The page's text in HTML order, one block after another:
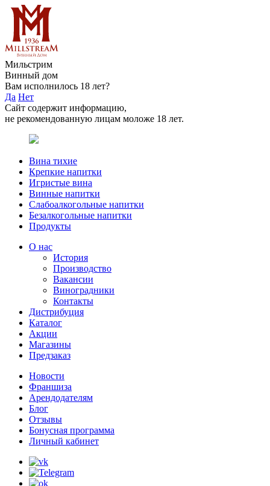
Мильстрим
Винный дом
Вам исполнилось 18 лет?
Да Нет
Сайт содержит информацию,
не рекомендованную лицам моложе 18 лет.
Вина тихие
Крепкие напитки
Игристые вина
Винные напитки
Слабоалкогольные напитки
Безалкогольные напитки
Продукты
О нас
История
Производство
Вакансии
Виноградники
Контакты
Дистрибуция
Каталог
Акции
Магазины
Предзаказ
Новости
Франшиза
Арендодателям
Блог
Отзывы
Бонусная программа
Личный кабинет